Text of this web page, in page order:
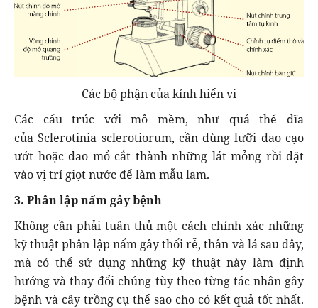
Các bộ phận của kính hiển vi
Các cấu trúc với mô mềm, như quả thể đĩa
của Sclerotinia sclerotiorum, cần dùng lưỡi dao cạo
ướt hoặc dao mổ cắt thành những lát mỏng rồi đặt
vào vị trí giọt nước để làm mẫu lam.
3. Phân lập nấm gây bệnh
Không cần phải tuân thủ một cách chính xác những
kỹ thuật phân lập nấm gây thối rễ, thân và lá sau đây,
mà có thể sử dụng những kỹ thuật này làm định
hướng và thay đổi chúng tùy theo từng tác nhân gây
bệnh và cây trồng cụ thể sao cho có kết quả tốt nhất.